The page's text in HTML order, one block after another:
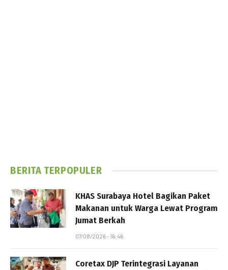
BERITA TERPOPULER
KHAS Surabaya Hotel Bagikan Paket
Makanan untuk Warga Lewat Program
Jumat Berkah
07/08/2026 - 16:46
Coretax DJP Terintegrasi Layanan